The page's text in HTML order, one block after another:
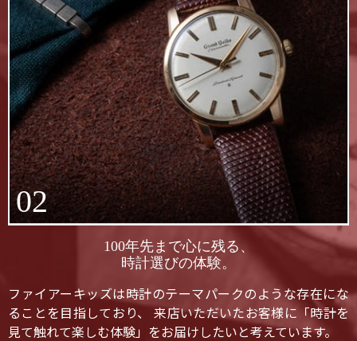
02
100年先まで心に残る、
時計選びの体験。
ファイアーキッズは時計のテーマパークのような存在にな
ることを目指しており、 来店いただいたお客様に「時計を
見て触れて楽しむ体験」をお届けしたいと考えています。